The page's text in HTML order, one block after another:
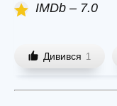
IMDb – 7.0
Дивився 1